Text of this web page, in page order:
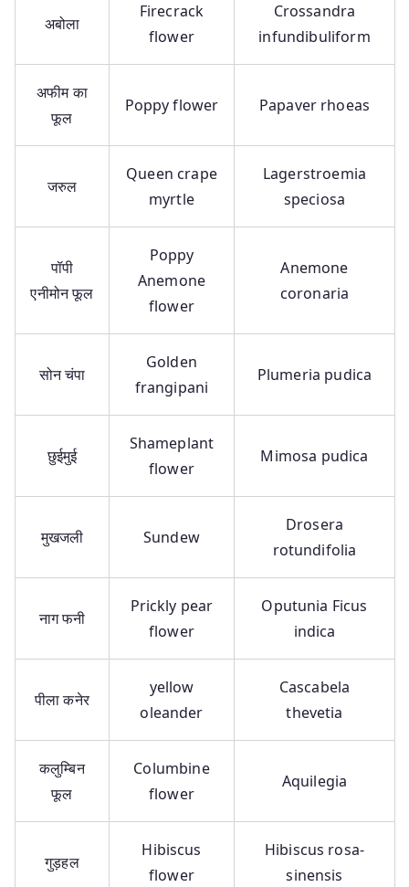
अबोला
Firecrack
flower
Crossandra
infundibuliform
अफीम का
फूल
Poppy flower Papaver rhoeas
जरुल
Queen crape
myrtle
Lagerstroemia
speciosa
पॉपी
एनीमोन फूल
Poppy
Anemone
flower
Anemone
coronaria
सोन चंपा
Golden
frangipani
Plumeria pudica
छुईमुई
Shameplant
flower
Mimosa pudica
मुखजली Sundew
Drosera
rotundifolia
नाग फनी
Prickly pear
flower
Oputunia Ficus
indica
पीला कनेर
yellow
oleander
Cascabela
thevetia
कलुम्बिन
फूल
Columbine
flower
Aquilegia
गुड़हल
Hibiscus
flower
Hibiscus rosa-
sinensis